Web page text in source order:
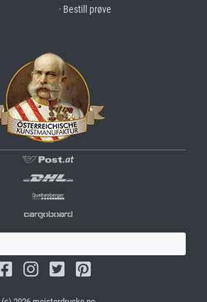
· Bestill prøve